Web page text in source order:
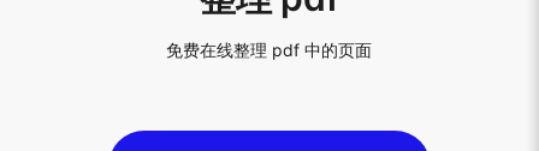
免费在线整理 pdf 中的页面